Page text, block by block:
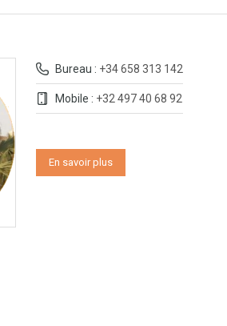
Bureau : +34 658 313 142
Mobile : +32 497 40 68 92‬
En savoir plus